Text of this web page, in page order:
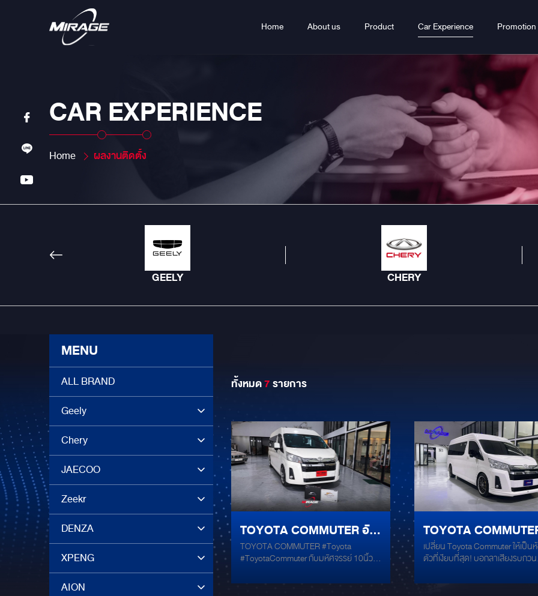
Home About us Product Car Experience Promotion
CAR EXPERIENCE
Home ผลงานติดตั้ง
GEELY CHERY
MENU
ALL BRAND
Geely
Chery
JAECOO
Zeekr
DENZA
XPENG
AION
ทั้งหมด7รายการ
TOYOTA COMMUTER อัป
เกรดความบันเทิงและความ
ปลอดภัยเเบบ360องศา
TOYOTA COMMUTER #Toyota
#ToyotaCommuter กับมหัศจรรย์ 10นิ้ว
มีPROCESSOR ในตัว ช่วยเพิ่มเสียงเบสให้
TOYOTA
เปลี่ยนให้เป็นห้องส่วนตั
เงียบสงบที่สุด!
เปลี่ยน Toyota Commuter ให้เป็น
ตัวที่เงียบที่สุด! บอกลาเสียงรบกวน
แดมป์เกรดพรีเมียม DAMP